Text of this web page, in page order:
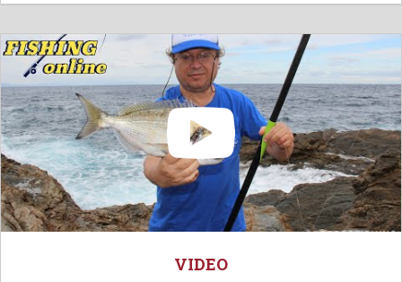
VIDEO